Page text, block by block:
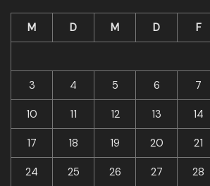
M D M D F
3 4 5 6 7
10 11 12 13 14
17 18 19 20 21
24 25 26 27 28